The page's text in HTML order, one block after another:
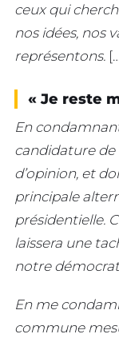
ceux qui
nos idées, nos
représentons.
« Je reste
En
candidature de
d’opinion, et
principale
présidentielle.
laissera une
notre
En me
commune